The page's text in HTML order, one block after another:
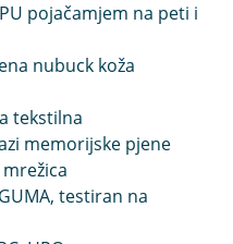
pojačamjem na peti i
nubuck koža
tekstilna
memorijske pjene
testiran na